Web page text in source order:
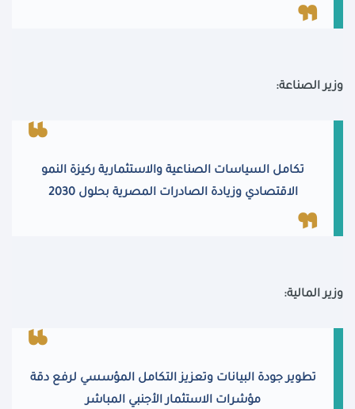
وزير الصناعة:
تكامل السياسات الصناعية والاستثمارية ركيزة النمو
الاقتصادي وزيادة الصادرات المصرية بحلول 2030
وزير المالية:
تطوير جودة البيانات وتعزيز التكامل المؤسسي لرفع دقة
مؤشرات الاستثمار الأجنبي المباشر